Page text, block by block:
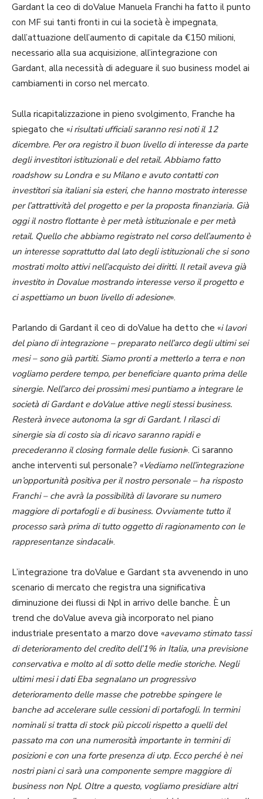
Gardant la ceo di doValue Manuela Franchi ha fatto il punto
con MF sui tanti fronti in cui la società è impegnata,
dall’attuazione dell’aumento di capitale da €150 milioni,
necessario alla sua acquisizione, all’integrazione con
Gardant, alla necessità di adeguare il suo business model ai
cambiamenti in corso nel mercato.
Sulla ricapitalizzazione in pieno svolgimento, Franche ha
spiegato che «i risultati ufficiali saranno resi noti il 12
dicembre. Per ora registro il buon livello di interesse da parte
degli investitori istituzionali e del retail. Abbiamo fatto
roadshow su Londra e su Milano e avuto contatti con
investitori sia italiani sia esteri, che hanno mostrato interesse
per l’attrattività del progetto e per la proposta finanziaria. Già
oggi il nostro flottante è per metà istituzionale e per metà
retail. Quello che abbiamo registrato nel corso dell’aumento è
un interesse soprattutto dal lato degli istituzionali che si sono
mostrati molto attivi nell’acquisto dei diritti. Il retail aveva già
investito in Dovalue mostrando interesse verso il progetto e
ci aspettiamo un buon livello di adesione».
Parlando di Gardant il ceo di doValue ha detto che «i lavori
del piano di integrazione – preparato nell’arco degli ultimi sei
mesi – sono già partiti. Siamo pronti a metterlo a terra e non
vogliamo perdere tempo, per beneficiare quanto prima delle
sinergie. Nell’arco dei prossimi mesi puntiamo a integrare le
società di Gardant e doValue attive negli stessi business.
Resterà invece autonoma la sgr di Gardant. I rilasci di
sinergie sia di costo sia di ricavo saranno rapidi e
precederanno il closing formale delle fusioni». Ci saranno
anche interventi sul personale? «Vediamo nell’integrazione
un’opportunità positiva per il nostro personale – ha risposto
Franchi – che avrà la possibilità di lavorare su numero
maggiore di portafogli e di business. Ovviamente tutto il
processo sarà prima di tutto oggetto di ragionamento con le
rappresentanze sindacali».
L’integrazione tra doValue e Gardant sta avvenendo in uno
scenario di mercato che registra una significativa
diminuzione dei flussi di Npl in arrivo delle banche. È un
trend che doValue aveva già incorporato nel piano
industriale presentato a marzo dove «avevamo stimato tassi
di deterioramento del credito dell’1% in Italia, una previsione
conservativa e molto al di sotto delle medie storiche. Negli
ultimi mesi i dati Eba segnalano un progressivo
deterioramento delle masse che potrebbe spingere le
banche ad accelerare sulle cessioni di portafogli. In termini
nominali si tratta di stock più piccoli rispetto a quelli del
passato ma con una numerosità importante in termini di
posizioni e con una forte presenza di utp. Ecco perché è nei
nostri piani ci sarà una componente sempre maggiore di
business non Npl. Oltre a questo, vogliamo presidiare altri